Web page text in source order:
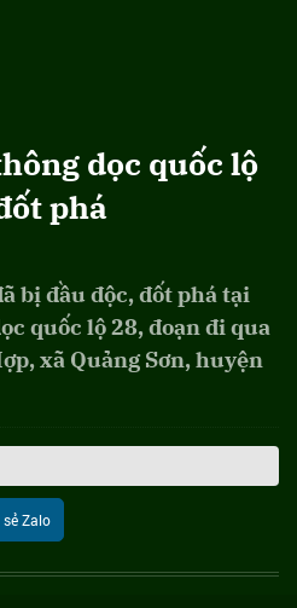
dọc quốc lộ
phá
bị đầu độc, đốt phá tại
quốc lộ 28, đoạn đi qua
xã Quảng Sơn, huyện
Zalo